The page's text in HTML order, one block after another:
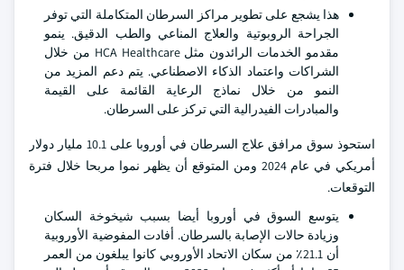
هذا يشجع على تطوير مراكز السرطان المتكاملة التي توفر
الجراحة الروبوتية والعلاج المناعي والطب الدقيق. ينمو
مقدمو الخدمات الرائدون مثل HCA Healthcare من خلال
الشراكات واعتماد الذكاء الاصطناعي. يتم دعم المزيد من
النمو من خلال نماذج الرعاية القائمة على القيمة
والمبادرات الفيدرالية التي تركز على السرطان.
استحوذ سوق مرافق علاج السرطان في أوروبا على 10.1 مليار دولار
أمريكي في عام 2024 ومن المتوقع أن يظهر نموا مربحا خلال فترة
التوقعات.
يتوسع السوق في أوروبا أيضا بسبب شيخوخة السكان
وزيادة حالات الإصابة بالسرطان. أفادت المفوضية الأوروبية
أن 21.1٪ من سكان الاتحاد الأوروبي كانوا يبلغون من العمر